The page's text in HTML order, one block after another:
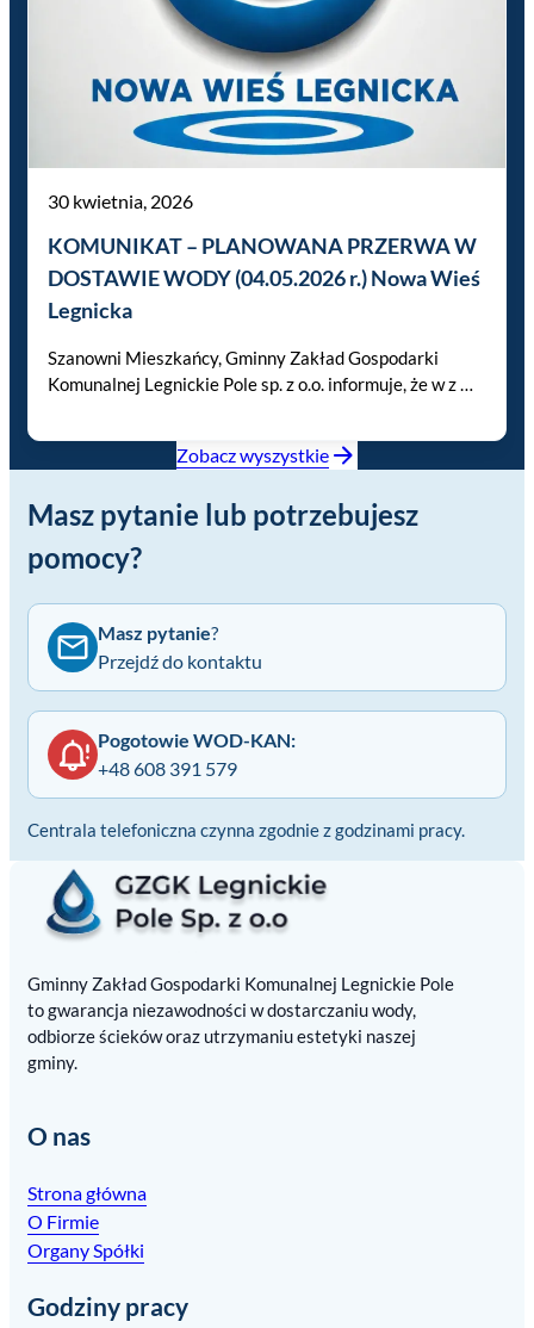
30 kwietnia, 2026
KOMUNIKAT – PLANOWANA PRZERWA W
DOSTAWIE WODY (04.05.2026 r.) Nowa Wieś
Legnicka
Szanowni Mieszkańcy, Gminny Zakład Gospodarki
Komunalnej Legnickie Pole sp. z o.o. informuje, że w z …
Zobacz wyszystkie
Masz pytanie lub potrzebujesz
pomocy?
Masz pytanie?
Przejdź do kontaktu
Pogotowie WOD-KAN:
+48 608 391 579
Centrala telefoniczna czynna zgodnie z godzinami pracy.
Gminny Zakład Gospodarki Komunalnej Legnickie Pole
to gwarancja niezawodności w dostarczaniu wody,
odbiorze ścieków oraz utrzymaniu estetyki naszej
gminy.
O nas
Strona główna
O Firmie
Organy Spółki
Godziny pracy